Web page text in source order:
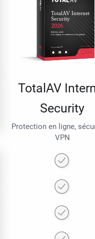
TotalAV
Security
Protection en ligne,
VPN